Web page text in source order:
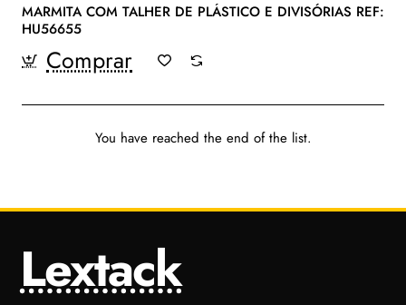
MARMITA COM TALHER DE PLÁSTICO E DIVISÓRIAS REF:
HU56655
Comprar
You have reached the end of the list.
Lextack